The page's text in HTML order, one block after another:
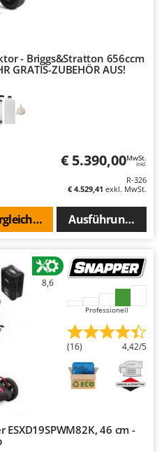
- Briggs&Stratton 656ccm
GRATIS-ZUBEHÖR AUS!
€ 5.390,00MwSt.
inkl.
R-326
€ 4.529,41 exkl. MwSt.
Ausführungen(5)
Sie
8,6
Professionell
(16) 4,42/5
46 cm -